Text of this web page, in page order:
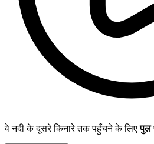
वे नदी के दूसरे किनारे तक पहुँचने के लिएपुल